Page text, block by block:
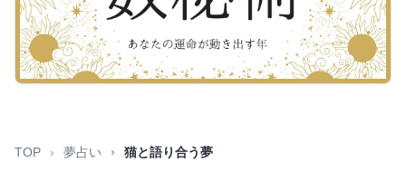
TOP 夢占い 猫と語り合う夢